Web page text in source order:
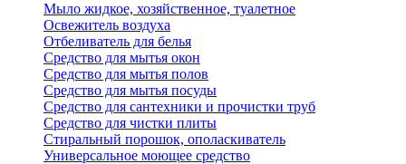
Мыло жидкое, хозяйственное, туалетное
Освежитель воздуха
Отбеливатель для белья
Средство для мытья окон
Средство для мытья полов
Средство для мытья посуды
Средство для сантехники и прочистки труб
Средство для чистки плиты
Стиральный порошок, ополаскиватель
Универсальное моющее средство